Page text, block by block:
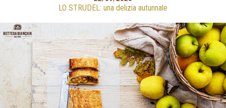
LO STRUDEL: una delizia autunnale